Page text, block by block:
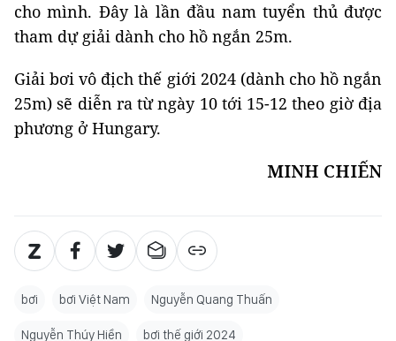
cho mình. Đây là lần đầu nam tuyển thủ được
tham dự giải dành cho hồ ngắn 25m.
Giải bơi vô địch thế giới 2024 (dành cho hồ ngắn
25m) sẽ diễn ra từ ngày 10 tới 15-12 theo giờ địa
phương ở Hungary.
MINH CHIẾN
bơi bơi Việt Nam Nguyễn Quang Thuấn
Nguyễn Thúy Hiền bơi thế giới 2024